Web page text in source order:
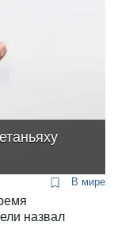
и
В мире
назвал